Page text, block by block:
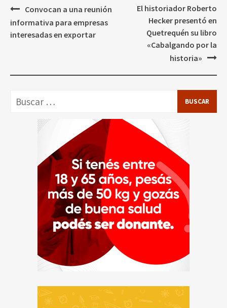
Navegación
de
entradas
Convocan a una reunión
informativa para empresas
interesadas en exportar
El historiador Roberto
Hecker presentó en
Quetrequén su libro
«Cabalgando por la
historia»
Buscar: